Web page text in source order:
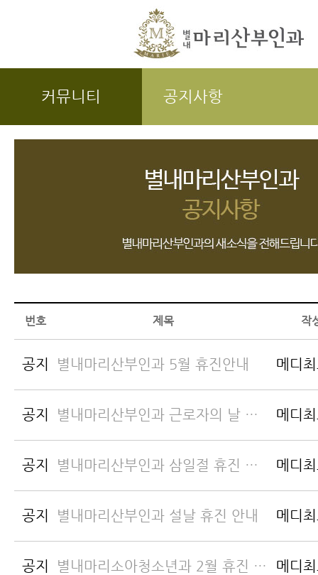
커뮤니티 공지사항
번호 제목 작
공지 별내마리산부인과 5월 휴진안내 메디
공지 별내마리산부인과 근로자의 날 휴진 안내 메디
공지 별내마리산부인과 삼일절 휴진 안내 메디
공지 별내마리산부인과 설날 휴진 안내 메디
공지 별내마리소아청소년과 2월 휴진 안내 (1/30~2/28) 메디